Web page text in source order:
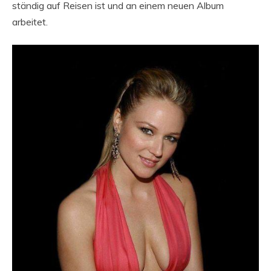
ständig auf Reisen ist und an einem neuen Album
arbeitet.